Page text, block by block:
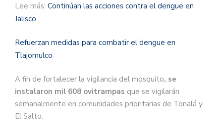
Lee más: Continúan las acciones contra el dengue en
Jalisco
Refuerzan medidas para combatir el dengue en
Tlajomulco
A fin de fortalecer la vigilancia del mosquito, se
instalaron mil 608 ovitrampas que se vigilarán
semanalmente en comunidades prioritarias de Tonalá y
El Salto.